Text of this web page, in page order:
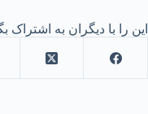
این را با دیگران به اشتراک